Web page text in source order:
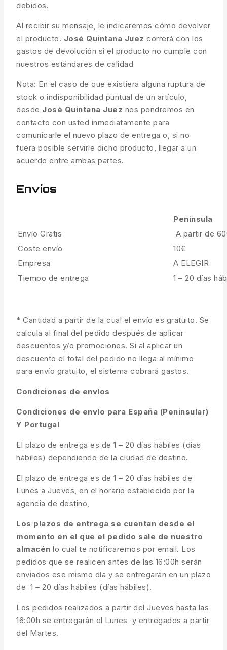
debidos.
Al recibir su mensaje, le indicaremos cómo devolver
el producto. José Quintana Juez correrá con los
gastos de devolución si el producto no cumple con
nuestros estándares de calidad
Nota: En el caso de que existiera alguna ruptura de
stock o indisponibilidad puntual de un artículo,
desde José Quintana Juez nos pondremos en
contacto con usted inmediatamente para
comunicarle el nuevo plazo de entrega o, si no
fuera posible servirle dicho producto, llegar a un
acuerdo entre ambas partes.
Envíos
Península
Envío Gratis
A partir de
Coste envío
10€
Empresa
A ELEGIR
Tiempo de entrega
1 – 20 días
* Cantidad a partir de la cual el envío es gratuito. Se
calcula al final del pedido después de aplicar
descuentos y/o promociones. Si al aplicar un
descuento el total del pedido no llega al mínimo
para envío gratuito, el sistema cobrará gastos.
Condiciones de envíos
Condiciones de envío para España (Peninsular)
Y Portugal
El plazo de entrega es de 1 – 20 días hábiles (días
hábiles) dependiendo de la ciudad de destino.
El plazo de entrega es de 1 – 20 días hábiles de
Lunes a Jueves, en el horario establecido por la
agencia de destino,
Los plazos de entrega se cuentan desde el
momento en el que el pedido sale de nuestro
almacén lo cual te notificaremos por email. Los
pedidos que se realicen antes de las 16:00h serán
enviados ese mismo día y se entregarán en un plazo
de 1 – 20 días hábiles (días hábiles).
Los pedidos realizados a partir del Jueves hasta las
16:00h se entregarán el Lunes y entregados a partir
del Martes.